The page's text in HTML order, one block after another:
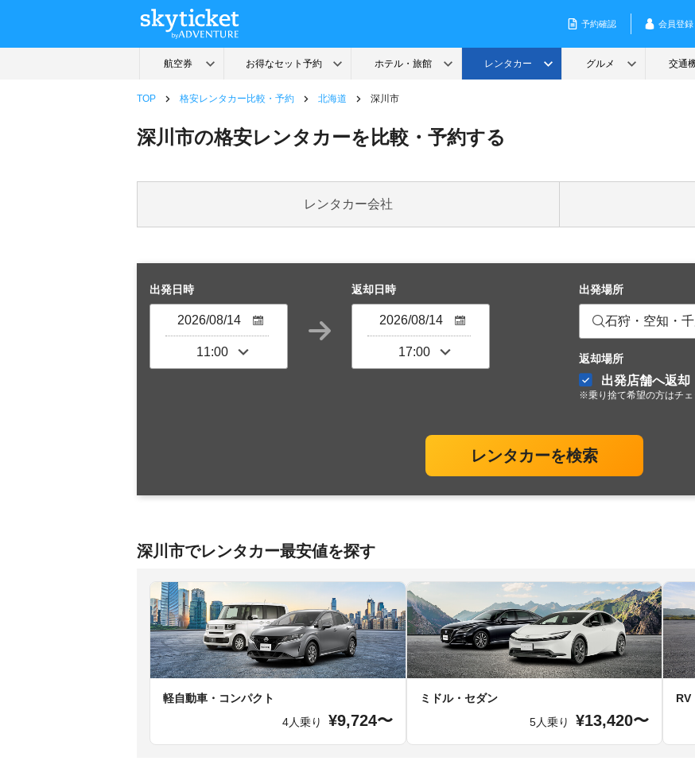
TOP 格安レンタカー比較・予約 北海道 深川市
深川市の格安レンタカーを比較・予約する
レンタカー会社
出発日時 返却日時 出発場所
石狩・空知・
返却場所
出発店舗へ返却
※乗り捨て希望の方はチ
レンタカーを検索
深川市でレンタカー最安値を探す
軽自動車・コンパクト
4人乗り
¥9,724〜
ミドル・セダン
5人乗り
¥13,420〜
RV